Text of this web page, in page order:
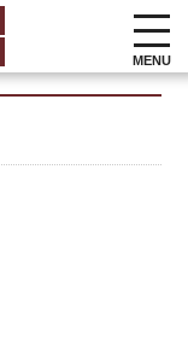
MENU